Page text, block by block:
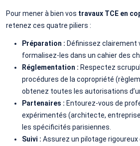
Pour mener à bien vos travaux TCE en
retenez ces quatre piliers :
Préparation : Définissez clairement
formalisez-les dans un cahier des
Réglementation : Respectez
procédures de la copropriété
obtenez toutes les autorisations
Partenaires : Entourez-vous de
expérimentés (architecte,
les spécificités parisiennes.
Suivi : Assurez un pilotage rigoureux